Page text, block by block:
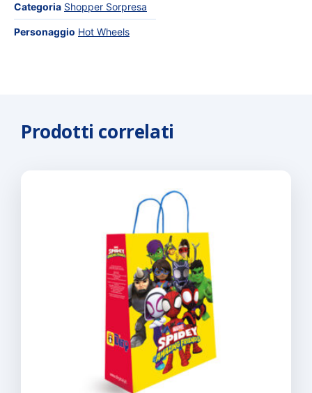
Categoria Shopper Sorpresa
Personaggio Hot Wheels
Prodotti correlati